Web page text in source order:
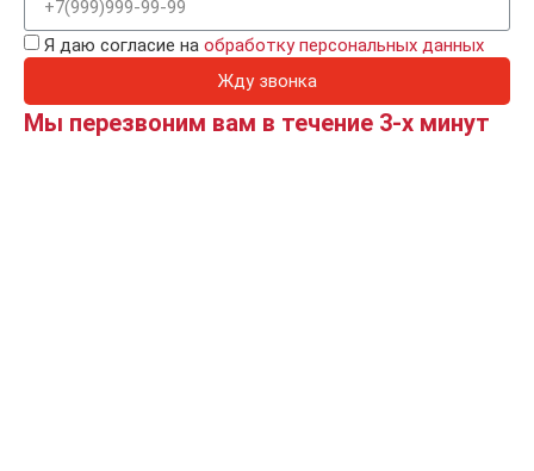
Я даю согласие на обработку персональных данных
Жду звонка
Мы перезвоним вам в течение 3-х минут